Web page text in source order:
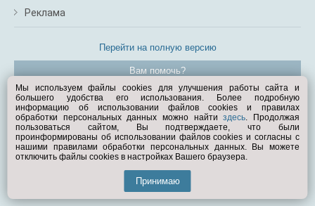
Реклама
Перейти на полную версию
Вам помочь?
© Exist.ru 1998—2026
Мы используем файлы cookies для улучшения работы сайта и
большего удобства его использования. Более подробную
информацию об использовании файлов cookies и правилах
обработки персональных данных можно найтиздесь. Продолжая
пользоваться сайтом, Вы подтверждаете, что были
проинформированы об использовании файлов cookies и согласны с
нашими правилами обработки персональных данных. Вы можете
отключить файлы cookies в настройках Вашего браузера.
Принимаю